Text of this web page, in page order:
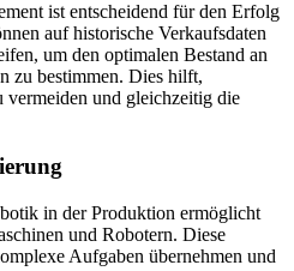
ist entscheidend für den Erfolg
auf historische Verkaufsdaten
um den optimalen Bestand an
zu bestimmen. Dies hilft,
vermeiden und gleichzeitig die
in der Produktion ermöglicht
und Robotern. Diese
Aufgaben übernehmen und